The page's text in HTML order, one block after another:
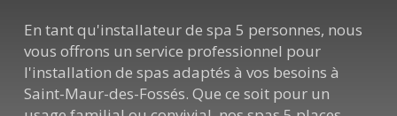
En tant qu'installateur de spa 5 personnes, nous
vous offrons un service professionnel pour
l'installation de spas adaptés à vos besoins à
Saint-Maur-des-Fossés. Que ce soit pour un